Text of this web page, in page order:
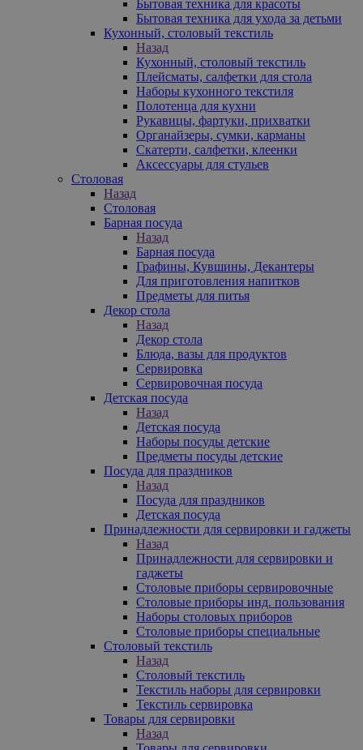
Бытовая техника для красоты
Бытовая техника для ухода за детьми
Кухонный, столовый текстиль
Назад
Кухонный, столовый текстиль
Плейсматы, салфетки для стола
Наборы кухонного текстиля
Полотенца для кухни
Рукавицы, фартуки, прихватки
Органайзеры, сумки, карманы
Скатерти, салфетки, клеенки
Аксессуары для стульев
Столовая
Назад
Столовая
Барная посуда
Назад
Барная посуда
Графины, Кувшины, Декантеры
Для приготовления напитков
Предметы для питья
Декор стола
Назад
Декор стола
Блюда, вазы для продуктов
Сервировка
Сервировочная посуда
Детская посуда
Назад
Детская посуда
Наборы посуды детские
Предметы посуды детские
Посуда для праздников
Назад
Посуда для праздников
Детская посуда
Принадлежности для сервировки и гаджеты
Назад
Принадлежности для сервировки и
гаджеты
Столовые приборы сервировочные
Столовые приборы инд. пользования
Наборы столовых приборов
Столовые приборы специальные
Столовый текстиль
Назад
Столовый текстиль
Текстиль наборы для сервировки
Текстиль сервировка
Товары для сервировки
Назад